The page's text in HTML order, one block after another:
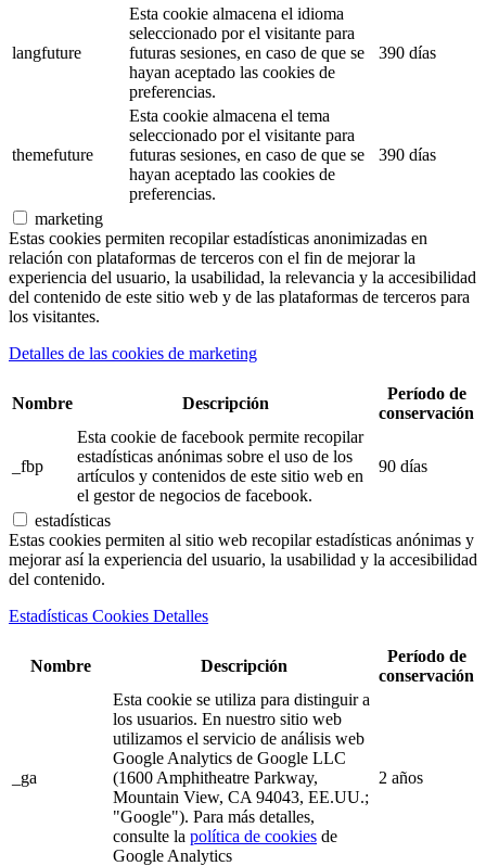
langfuture
Esta cookie almacena el idioma
seleccionado por el visitante para
futuras sesiones, en caso de que se
hayan aceptado las cookies de
preferencias.
390 días
themefuture
Esta cookie almacena el tema
seleccionado por el visitante para
futuras sesiones, en caso de que se
hayan aceptado las cookies de
preferencias.
390 días
marketing
Estas cookies permiten recopilar estadísticas anonimizadas en
relación con plataformas de terceros con el fin de mejorar la
experiencia del usuario, la usabilidad, la relevancia y la accesibilidad
del contenido de este sitio web y de las plataformas de terceros para
los visitantes.
Detalles de las cookies de marketing
Nombre Descripción
Período de
conservación
_fbp
Esta cookie de facebook permite recopilar
estadísticas anónimas sobre el uso de los
artículos y contenidos de este sitio web en
el gestor de negocios de facebook.
90 días
estadísticas
Estas cookies permiten al sitio web recopilar estadísticas anónimas y
mejorar así la experiencia del usuario, la usabilidad y la accesibilidad
del contenido.
Estadísticas Cookies Detalles
Nombre Descripción
Período de
conservación
_ga
Esta cookie se utiliza para distinguir a
los usuarios. En nuestro sitio web
utilizamos el servicio de análisis web
Google Analytics de Google LLC
(1600 Amphitheatre Parkway,
Mountain View, CA 94043, EE.UU.;
"Google"). Para más detalles,
consulte la política de cookies de
Google Analytics
2 años